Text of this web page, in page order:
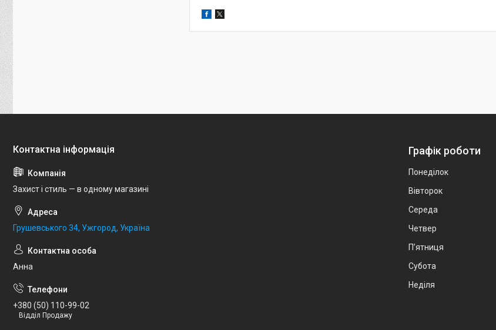
Захист і стиль — в одному магазині
Грушевського 34, Ужгород, Україна
Анна
+380 (50) 110-99-02
Відділ Продажу
Графік роботи
Понеділок
Вівторок
Середа
Четвер
Пʼятниця
Субота
Неділя